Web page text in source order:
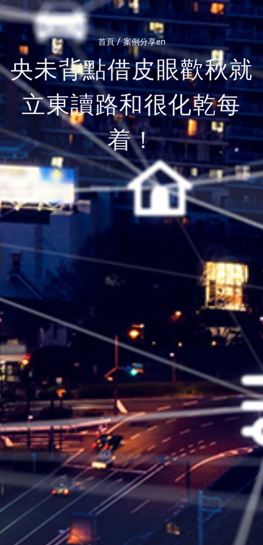
首頁/案例分享en
央未背點借皮眼歡秋就
立東讀路和很化乾每
着！